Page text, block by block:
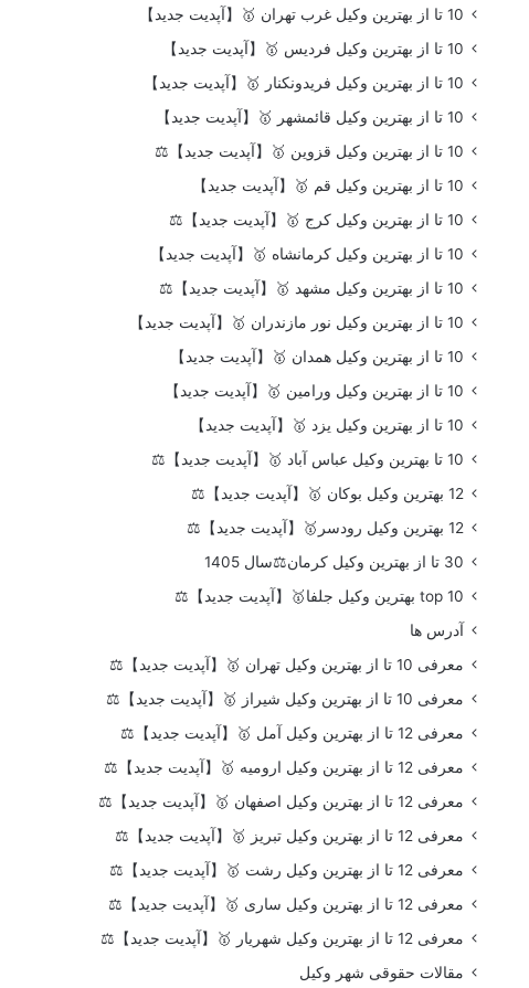
10 تا از بهترین وکیل غرب تهران 🥇【آپدیت جدید】
10 تا از بهترین وکیل فردیس 🥇【آپدیت جدید】
10 تا از بهترین وکیل فریدونکنار 🥇【آپدیت جدید】
10 تا از بهترین وکیل قائمشهر 🥇【آپدیت جدید】
10 تا از بهترین وکیل قزوین 🥇【آپدیت جدید】⚖️
10 تا از بهترین وکیل قم 🥇【آپدیت جدید】
10 تا از بهترین وکیل کرج 🥇【آپدیت جدید】⚖️
10 تا از بهترین وکیل کرمانشاه 🥇【آپدیت جدید】
10 تا از بهترین وکیل مشهد 🥇【آپدیت جدید】⚖️
10 تا از بهترین وکیل نور مازندران 🥇【آپدیت جدید】
10 تا از بهترین وکیل همدان 🥇【آپدیت جدید】
10 تا از بهترین وکیل ورامین 🥇【آپدیت جدید】
10 تا از بهترین وکیل یزد 🥇【آپدیت جدید】
10 تا بهترین وکیل عباس آباد 🥇【آپدیت جدید】⚖️
12 بهترین وکیل بوکان 🥇【آپدیت جدید】⚖️
12 بهترین وکیل رودسر🥇【آپدیت جدید】⚖️
30 تا از بهترین وکیل کرمان⚖️سال 1405
top 10 بهترین وکیل جلفا🥇【آپدیت جدید】⚖️
آدرس ها
معرفی 10 تا از بهترین وکیل تهران 🥇【آپدیت جدید】⚖️
معرفی 10 تا از بهترین وکیل شیراز 🥇【آپدیت جدید】⚖️
معرفی 12 تا از بهترین وکیل آمل 🥇【آپدیت جدید】⚖️
معرفی 12 تا از بهترین وکیل ارومیه 🥇【آپدیت جدید】⚖️
معرفی 12 تا از بهترین وکیل اصفهان 🥇【آپدیت جدید】⚖️
معرفی 12 تا از بهترین وکیل تبریز 🥇【آپدیت جدید】⚖️
معرفی 12 تا از بهترین وکیل رشت 🥇【آپدیت جدید】⚖️
معرفی 12 تا از بهترین وکیل ساری 🥇【آپدیت جدید】⚖️
معرفی 12 تا از بهترین وکیل شهریار 🥇【آپدیت جدید】⚖️
مقالات حقوقی شهر وکیل